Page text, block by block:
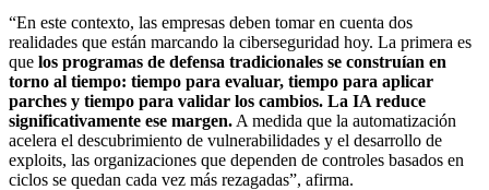
“En este contexto, las empresas deben tomar en cuenta dos
realidades que están marcando la ciberseguridad hoy. La primera es
que los programas de defensa tradicionales se construían en
torno al tiempo: tiempo para evaluar, tiempo para aplicar
parches y tiempo para validar los cambios. La IA reduce
significativamente ese margen. A medida que la automatización
acelera el descubrimiento de vulnerabilidades y el desarrollo de
exploits, las organizaciones que dependen de controles basados en
ciclos se quedan cada vez más rezagadas”, afirma.